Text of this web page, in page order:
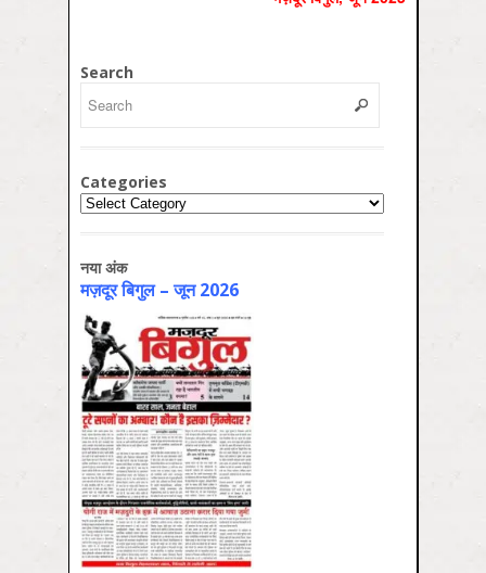
Search
Categories
Categories
नया अंक
मज़दूर बिगुल – जून 2026